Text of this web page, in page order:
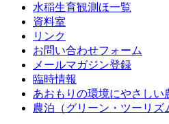
水稲生育観測ほ一覧
資料室
リンク
お問い合わせフォーム
メールマガジン登録
臨時情報
あおもりの環境にやさしい
農泊（グリーン・ツーリ